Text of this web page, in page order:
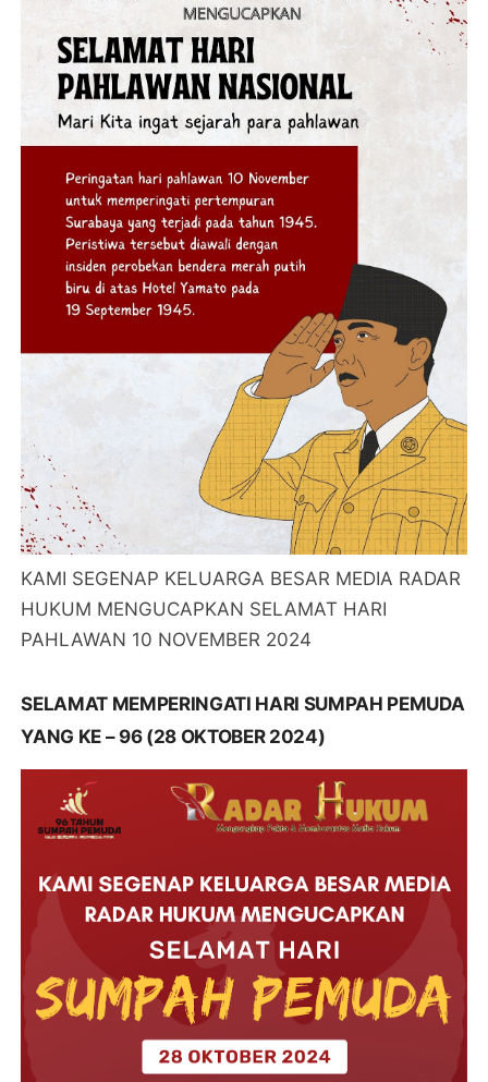
KAMI SEGENAP KELUARGA BESAR MEDIA RADAR
HUKUM MENGUCAPKAN SELAMAT HARI
PAHLAWAN 10 NOVEMBER 2024
SELAMAT MEMPERINGATI HARI SUMPAH PEMUDA
YANG KE – 96 (28 OKTOBER 2024)